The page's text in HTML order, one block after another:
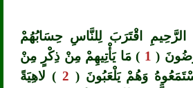
الرَّحِيمِ اقْتَرَبَ لِلنَّاسِ حِسَابُهُمْ
(
1
) مَا يَأْتِيهِمْ مِنْ ذِكْرٍ مِنْ
وَهُمْ يَلْعَبُونَ (
) لاهِيَةً